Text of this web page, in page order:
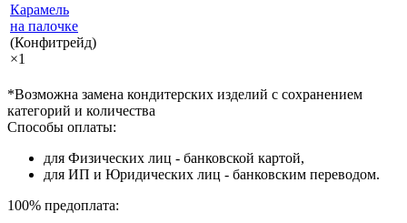
Карамель
на палочке
(Конфитрейд)
×1
*Возможна замена кондитерских изделий с сохранением
категорий и количества
Способы оплаты:
для Физических лиц - банковской картой,
для ИП и Юридических лиц - банковским переводом.
100% предоплата: